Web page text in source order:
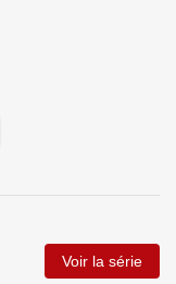
Voir la série